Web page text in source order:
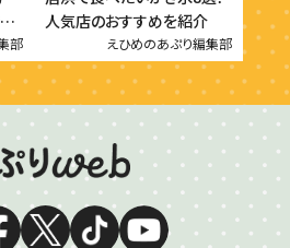
部
人気店のおすすめを紹介
えひめのあぷり編集部